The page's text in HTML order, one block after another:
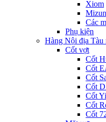
Xiom
Các
Phụ kiện
Hàng Nội địa Tàu
Cốt vợt
Cốt
Cốt
Cốt
Cốt
Cốt
Cốt
Cốt